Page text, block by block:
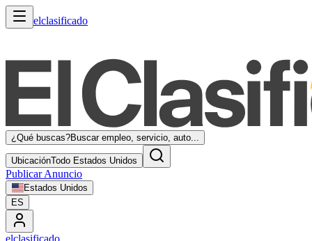
elclasificado
¿Qué buscas?Buscar empleo, servicio, auto...
UbicaciónTodo Estados Unidos
Publicar Anuncio
Estados Unidos
ES
elclasificado